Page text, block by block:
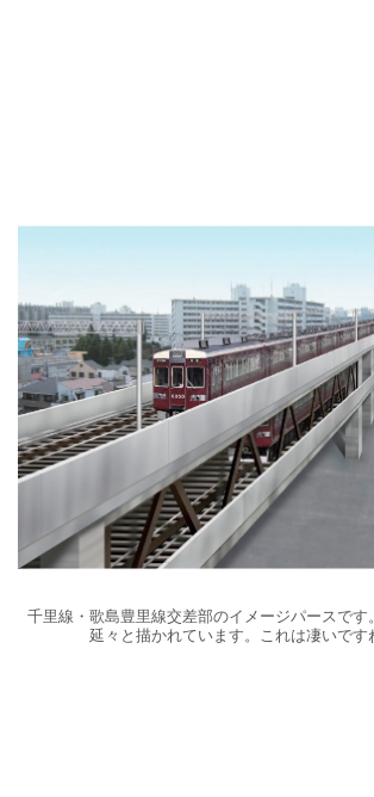
千里線・歌島豊里線交差部のイメージパースです
延々と描かれています。これは凄いです